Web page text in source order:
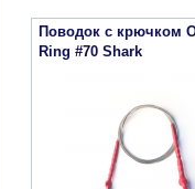
Поводок с крючком
Ring #70 Shark